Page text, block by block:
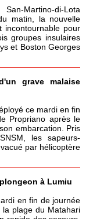
Martino-di-Lota
matin, la nouvelle
incontournable pour
groupes insulaires
et Boston Georges
grave malaise
ce mardi en fin
Propriano après le
embarcation. Pris
les sapeurs-
par hélicoptère
à Lumiu
en fin de journée
plage du Matahari